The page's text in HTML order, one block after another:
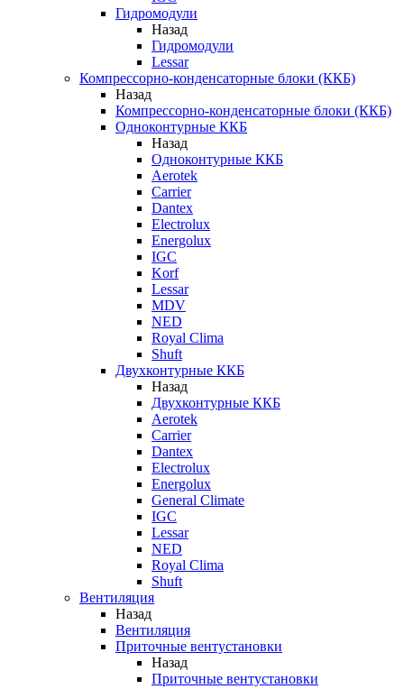
Гидромодули
Назад
Гидромодули
Lessar
Компрессорно-конденсаторные блоки (ККБ)
Назад
Компрессорно-конденсаторные блоки (ККБ)
Одноконтурные ККБ
Назад
Одноконтурные ККБ
Aerotek
Carrier
Dantex
Electrolux
Energolux
IGC
Korf
Lessar
MDV
NED
Royal Clima
Shuft
Двухконтурные ККБ
Назад
Двухконтурные ККБ
Aerotek
Carrier
Dantex
Electrolux
Energolux
General Climate
IGC
Lessar
NED
Royal Clima
Shuft
Вентиляция
Назад
Вентиляция
Приточные вентустановки
Назад
Приточные вентустановки